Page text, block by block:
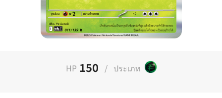
HP 150 / ประเภท